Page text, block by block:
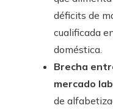
déficits de
cualificada
doméstica.
Brecha
mercado
de